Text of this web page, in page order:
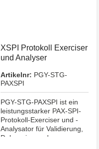
XSPI Protokoll Exerciser
und Analyser
Artikelnr: PGY-STG-
PAXSPI
PGY-STG-PAXSPI ist ein
leistungsstarker PAX-SPI-
Protokoll-Exerciser und -
Analysator für Validierung,
Debugging und